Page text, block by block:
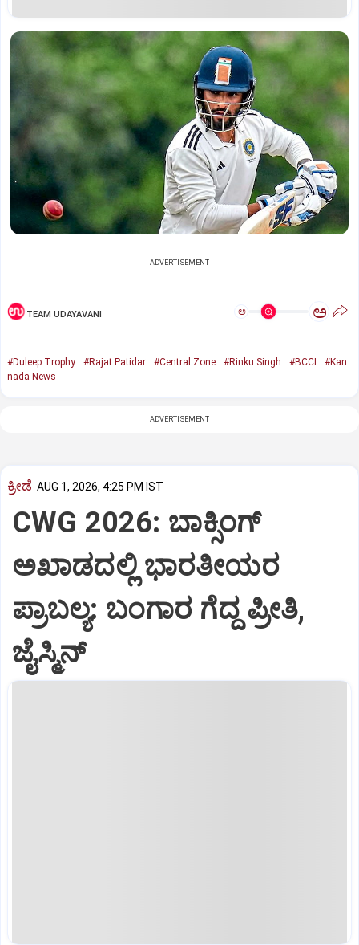
ADVERTISEMENT
TEAM UDAYAVANI ಅ ಅ
#Duleep Trophy #Rajat Patidar #Central Zone #Rinku Singh #BCCI
#Kan
nada News
ADVERTISEMENT
ಕ್ರೀಡೆ AUG 1, 2026, 4:25 PM IST
CWG 2026: ಬಾಕ್ಸಿಂಗ್‌
ಅಖಾಡದಲ್ಲಿ ಭಾರತೀಯರ
ಪ್ರಾಬಲ್ಯ: ಬಂಗಾರ ಗೆದ್ದ ಪ್ರೀತಿ,
ಜೈಸ್ಮಿನ್